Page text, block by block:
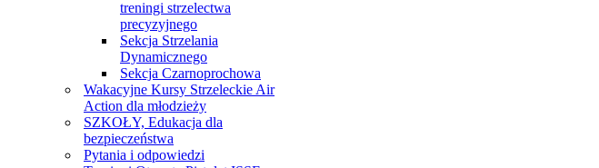
treningi strzelectwa
precyzyjnego
Sekcja Strzelania
Dynamicznego
Sekcja Czarnoprochowa
Wakacyjne Kursy Strzeleckie Air
Action dla młodzieży
SZKOŁY, Edukacja dla
bezpieczeństwa
Pytania i odpowiedzi